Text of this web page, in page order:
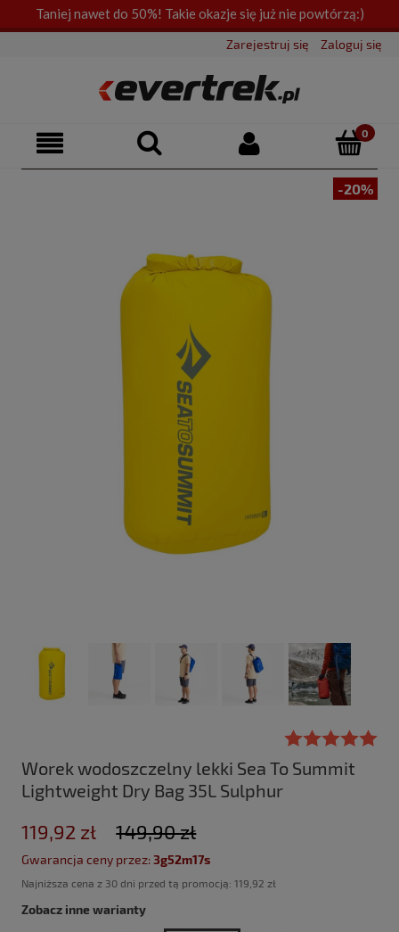
Taniej nawet do 50%! Takie okazje się już nie powtórzą:)
Zarejestruj się Zaloguj się
-20%
Worek wodoszczelny lekki Sea To Summit
Lightweight Dry Bag 35L Sulphur
119,92 zł 149,90 zł
Gwarancja ceny przez:3g52m17s
Najniższa cena z 30 dni przed tą promocją: 119,92 zł
Zobacz inne warianty